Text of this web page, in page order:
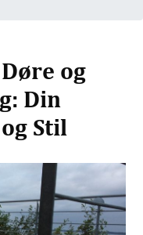
og
Din
Stil